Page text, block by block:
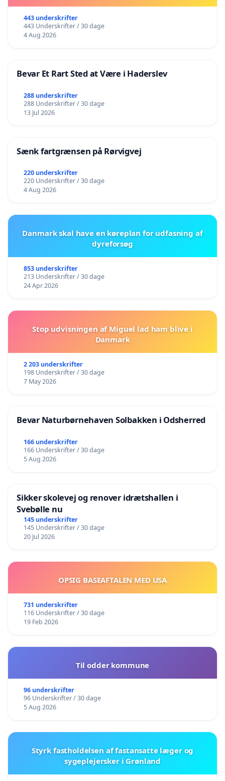
443 underskrifter
443 Underskrifter / 30 dage
4 Aug 2026
Bevar Et Rart Sted at Være i Haderslev
288 underskrifter
288 Underskrifter / 30 dage
13 Jul 2026
Sænk fartgrænsen på Rørvigvej
220 underskrifter
220 Underskrifter / 30 dage
4 Aug 2026
Danmark skal have en køreplan for udfasning af
dyreforsøg
853 underskrifter
213 Underskrifter / 30 dage
24 Apr 2026
Stop udvisningen af Miguel lad ham blive i
Danmark
2 203 underskrifter
198 Underskrifter / 30 dage
7 May 2026
Bevar Naturbørnehaven Solbakken i Odsherred
166 underskrifter
166 Underskrifter / 30 dage
5 Aug 2026
Sikker skolevej og renover idrætshallen i
Svebølle nu
145 underskrifter
145 Underskrifter / 30 dage
20 Jul 2026
OPSIG BASEAFTALEN MED USA
731 underskrifter
116 Underskrifter / 30 dage
19 Feb 2026
Til odder kommune
96 underskrifter
96 Underskrifter / 30 dage
5 Aug 2026
Styrk fastholdelsen af fastansatte læger og
sygeplejersker i Grønland